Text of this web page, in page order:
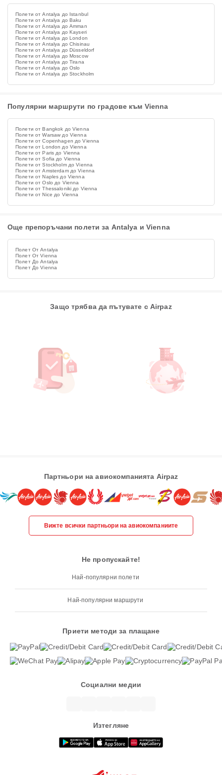
Полети от Antalya до Istanbul
Полети от Antalya до Baku
Полети от Antalya до Amman
Полети от Antalya до Kayseri
Полети от Antalya до London
Полети от Antalya до Chisinau
Полети от Antalya до Düsseldorf
Полети от Antalya до Moscow
Полети от Antalya до Tirana
Полети от Antalya до Oslo
Полети от Antalya до Stockholm
Популярни маршрути по градове към Vienna
Полети от Bangkok до Vienna
Полети от Warsaw до Vienna
Полети от Copenhagen до Vienna
Полети от London до Vienna
Полети от Paris до Vienna
Полети от Sofia до Vienna
Полети от Stockholm до Vienna
Полети от Amsterdam до Vienna
Полети от Naples до Vienna
Полети от Oslo до Vienna
Полети от Thessaloniki до Vienna
Полети от Nice до Vienna
Още препоръчани полети за Antalya и Vienna
Полет От Antalya
Полет От Vienna
Полет До Antalya
Полет До Vienna
Защо трябва да пътувате с Airpaz
Партньори на авиокомпанията Airpaz
Вижте всички партньори на авиокомпаниите
Не пропускайте!
Най-популярни полети
Най-популярни маршрути
Приети методи за плащане
Социални медии
Изтегляне